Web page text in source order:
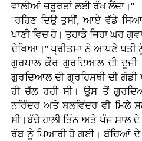
ਵਾਲੀਆਂ ਜ਼ਰੂਰਤਾਂ ਲਈ ਰੱਖ ਲੈਂਦਾ।''
''ਰਹਿਣ ਦਿਉ ਤੁਸੀਂ, ਆਏ ਵੱਡੇ
ਪਾਣੀ ਵਿਚ ਹੋ। ਤੁਹਾਡੇ ਜਿਹਾ ਘਰ
ਦੇਖਿਆ।'' ਪ੍ਰੀਤਮਾ ਨੇ ਆਪਣੇ ਪਤੀ
ਗੁਰਪਾਲ ਕੌਰ ਗੁਰਦਿਆਲ ਦੀ ਦੂਜੀ
ਗੁਰਦਿਆਲ ਦੀ ਗ੍ਰਹਿਸਥੀ ਦੀ ਗੱਡੀ
ਹੀ ਚੱਲ ਰਹੀ ਸੀ। ਉਸ ਤੋਂ
ਨਰਿੰਦਰ ਅਤੇ ਬਲਵਿੰਦਰ ਵੀ ਮਿਲੇ
ਸੀ।ਬੱਚੇ ਹਾਲੀ ਤਿੰਨ ਅਤੇ ਪੰਜ ਸਾਲ
ਰੱਬ ਨੂੰ ਪਿਆਰੀ ਹੋ ਗਈ। ਬੱਚਿਆਂ ਦੇ